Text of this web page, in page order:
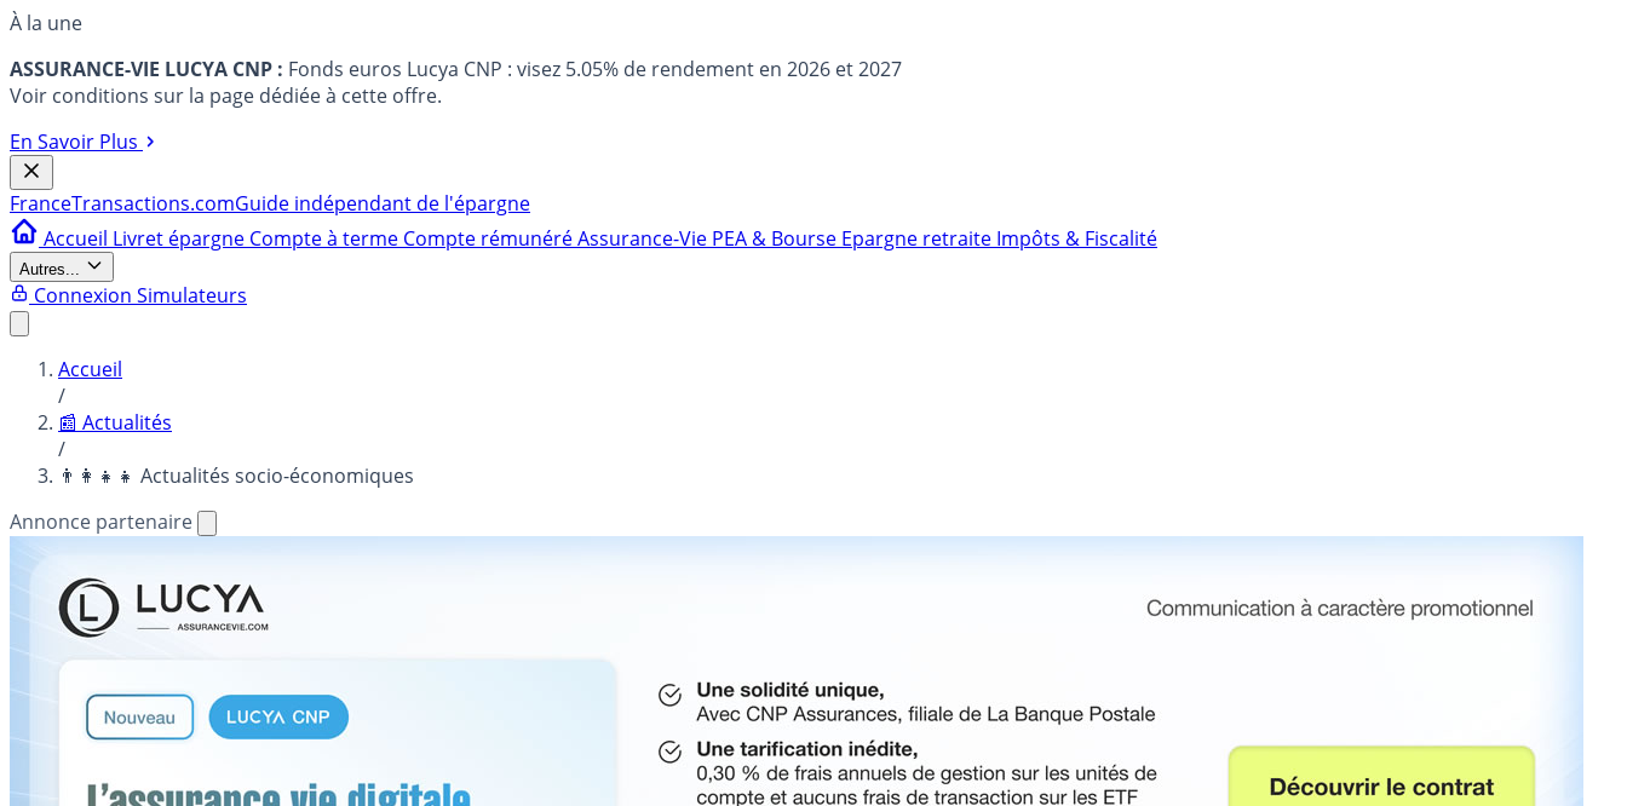
À la une
ASSURANCE-VIE LUCYA CNP : Fonds euros Lucya CNP : visez 5.05% de rendement en 2026 et 2027
Voir conditions sur la page dédiée à cette offre.
En Savoir Plus
FranceTransactions.comGuide indépendant de l'épargne
Accueil Livret épargne Compte à terme Compte rémunéréAssurance-Vie PEA & Bourse Epargne retraite Impôts & Fiscalité
Autres...
Connexion Simulateurs
Accueil
/
📰 Actualités
/
👨‍👩‍👧‍👧 Actualités socio-économiques
Annonce partenaire